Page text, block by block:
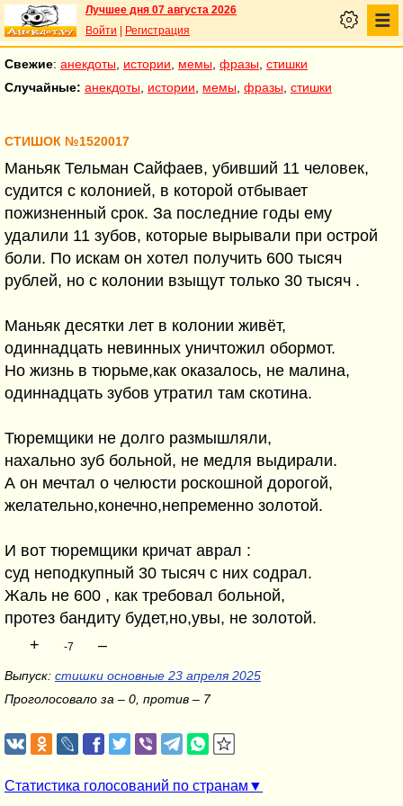
Лучшее дня 07 августа 2026
Войти
Регистрация
Свежие: анекдоты истории мемы фразы стишки
Случайные: анекдоты истории мемы фразы стишки
СТИШОК №1520017
Маньяк Тельман Сайфаев, убивший 11 человек,
судится с колонией, в которой отбывает
пожизненный срок. За последние годы ему
удалили 11 зубов, которые вырывали при острой
боли. По искам он хотел получить 600 тысяч
рублей, но с колонии взыщут только 30 тысяч .
Маньяк десятки лет в колонии живёт,
одиннадцать невинных уничтожил обормот.
Но жизнь в тюрьме,как оказалось, не малина,
одиннадцать зубов утратил там скотина.
Тюремщики не долго размышляли,
нахально зуб больной, не медля выдирали.
А он мечтал о челюсти роскошной дорогой,
желательно,конечно,непременно золотой.
И вот тюремщики кричат аврал :
суд неподкупный 30 тысяч с них содрал.
Жаль не 600 , как требовал больной,
протез бандиту будет,но,увы, не золотой.
+
-7 –
Выпуск: стишки основные 23 апреля 2025
Проголосовало за – 0, против – 7
Статистика голосований по странам